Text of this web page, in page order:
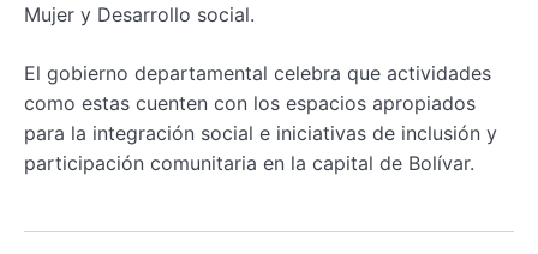
Mujer y Desarrollo social.
El gobierno departamental celebra que actividades
como estas cuenten con los espacios apropiados
para la integración social e iniciativas de inclusión y
participación comunitaria en la capital de Bolívar.